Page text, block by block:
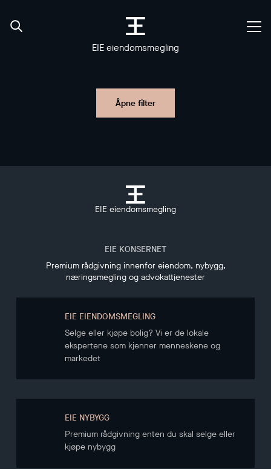
EIE eiendomsmegling
Åpne filter
EIE eiendomsmegling
EIE KONSERNET
Premium rådgivning innenfor eiendom, nybygg,
næringsmegling og advokattjenester
EIE EIENDOMSMEGLING
Selge eller kjøpe bolig? Vi er de lokale
ekspertene som kjenner menneskene og
markedet
EIE NYBYGG
Premium rådgivning enten du skal selge eller
kjøpe nybygg